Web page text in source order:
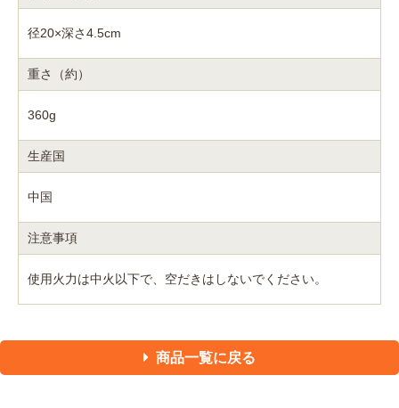
径20×深さ4.5cm
重さ（約）
360g
生産国
中国
注意事項
使用火力は中火以下で、空だきはしないでください。
商品一覧に戻る